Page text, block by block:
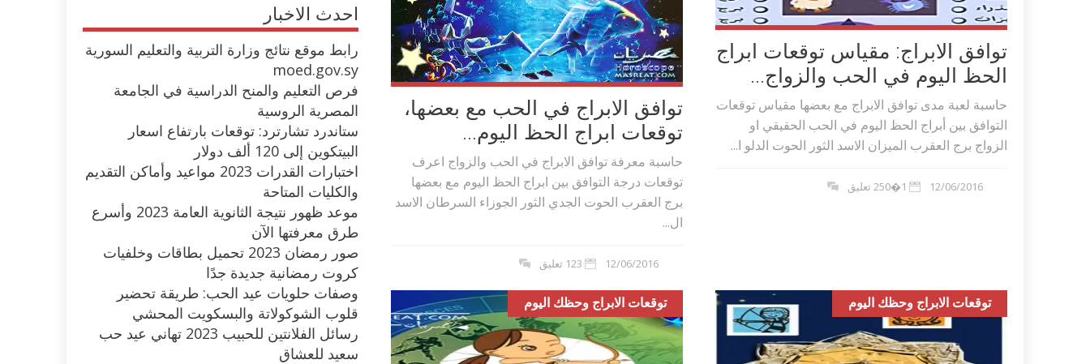
توافق الابراج في الحب مع بعضها،
توقعات ابراج الحظ اليوم...
حاسبة معرفة توافق الابراج في الحب والزواج اعرف
توقعات درجة التوافق بين ابراج الحظ اليوم مع بعضها
برج العقرب الحوت الجدي الثور الجوزاء السرطان الاسد
ال...
12/06/2016 123 تعليق
توافق الابراج: مقياس توقعات ابراج
الحظ اليوم في الحب والزواج...
حاسبة لعبة مدى توافق الابراج مع بعضها مقياس توقعات
التوافق بين أبراج الحظ اليوم في الحب الحقيقي او
الزواج برج العقرب الميزان الاسد الثور الحوت الدلو ا...
12/06/2016 1�250 تعليق
توقعات الابراج وحظك اليوم توقعات الابراج وحظك اليوم
احدث الاخبار
رابط موقع نتائج وزارة التربية والتعليم السورية
moed.gov.sy
فرص التعليم والمنح الدراسية في الجامعة
المصرية الروسية
ستاندرد تشارترد: توقعات بارتفاع اسعار
البيتكوين إلى 120 ألف دولار
اختبارات القدرات 2023 مواعيد وأماكن التقديم
والكليات المتاحة
موعد ظهور نتيجة الثانوية العامة 2023 وأسرع
طرق معرفتها الآن
صور رمضان 2023 تحميل بطاقات وخلفيات
كروت رمضانية جديدة جدًا
وصفات حلويات عيد الحب: طريقة تحضير
قلوب الشوكولاتة والبسكويت المحشي
رسائل الفلانتين للحبيب 2023 تهاني عيد حب
سعيد للعشاق